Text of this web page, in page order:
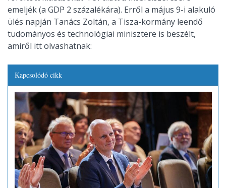
emeljék (a GDP 2 százalékára). Erről a május 9-i alakuló
ülés napján Tanács Zoltán, a Tisza-kormány leendő
tudományos és technológiai minisztere is beszélt,
amiről itt olvashatnak:
Kapcsolódó cikk